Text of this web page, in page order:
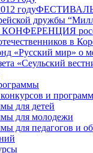
годуФЕСТИВАЛЬ
дружбы
КОНФЕРЕНЦИЯ
в
«Русский мир» о
«Сеульский
и программ
для детей
для молодежи
для педагогов и